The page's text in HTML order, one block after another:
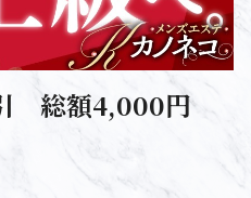
総額4,000円